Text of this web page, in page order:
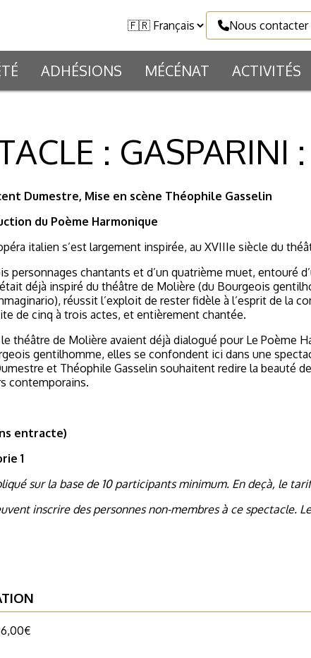
Nous contacter
ADHÉSIONS MÉCÉNAT ACTIVITÉS
: GASPARINI
Dumestre, Mise en scène Théophile Gasselin
du Poème Harmonique
italien s’est largement inspirée, au XVIIIe siècle du
personnages chantants et d’un quatrième muet, entouré
déjà inspiré du théâtre de Molière (du Bourgeois
), réussit l’exploit de rester fidèle à l’esprit de la
de cinq à trois actes, et entièrement chantée.
théâtre de Molière avaient déjà dialogué pour Le Poème
gentilhomme, elles se confondent ici dans une
et Théophile Gasselin souhaitent redire la beauté
contemporains.
entracte)
1
sur la base de 10 participants minimum. En deçà, le
inscrire des personnes non-membres à ce spectacle.